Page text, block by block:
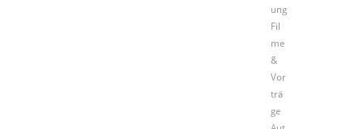
ung
Fil
me
&
Vor
trä
ge